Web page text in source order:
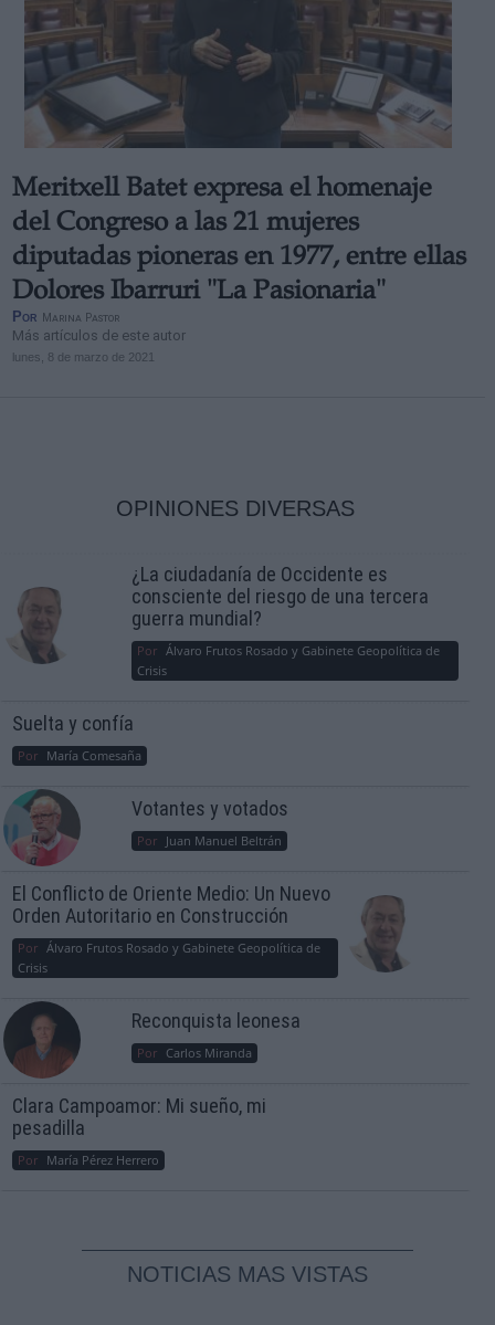
Meritxell Batet expresa el homenaje
del Congreso a las 21 mujeres
diputadas pioneras en 1977, entre ellas
Dolores Ibarruri "La Pasionaria"
Por Marina Pastor
Más artículos de este autor
lunes, 8 de marzo de 2021
OPINIONES DIVERSAS
¿La ciudadanía de Occidente es
consciente del riesgo de una tercera
guerra mundial?
Por Álvaro Frutos Rosado y Gabinete Geopolítica de
Crisis
Suelta y confía
Por María Comesaña
Votantes y votados
Por Juan Manuel Beltrán
El Conflicto de Oriente Medio: Un Nuevo
Orden Autoritario en Construcción
Por Álvaro Frutos Rosado y Gabinete Geopolítica de
Crisis
Reconquista leonesa
Por Carlos Miranda
Clara Campoamor: Mi sueño, mi
pesadilla
Por María Pérez Herrero
NOTICIAS MAS VISTAS